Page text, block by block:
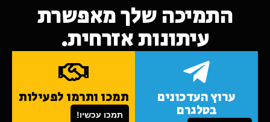
התמיכה שלך מאפשרת
עיתונות אזרחית.
ערוץ העדכונים
בטלגרם
תמכו ותרמו לפעילות
תמכו עכשיו!